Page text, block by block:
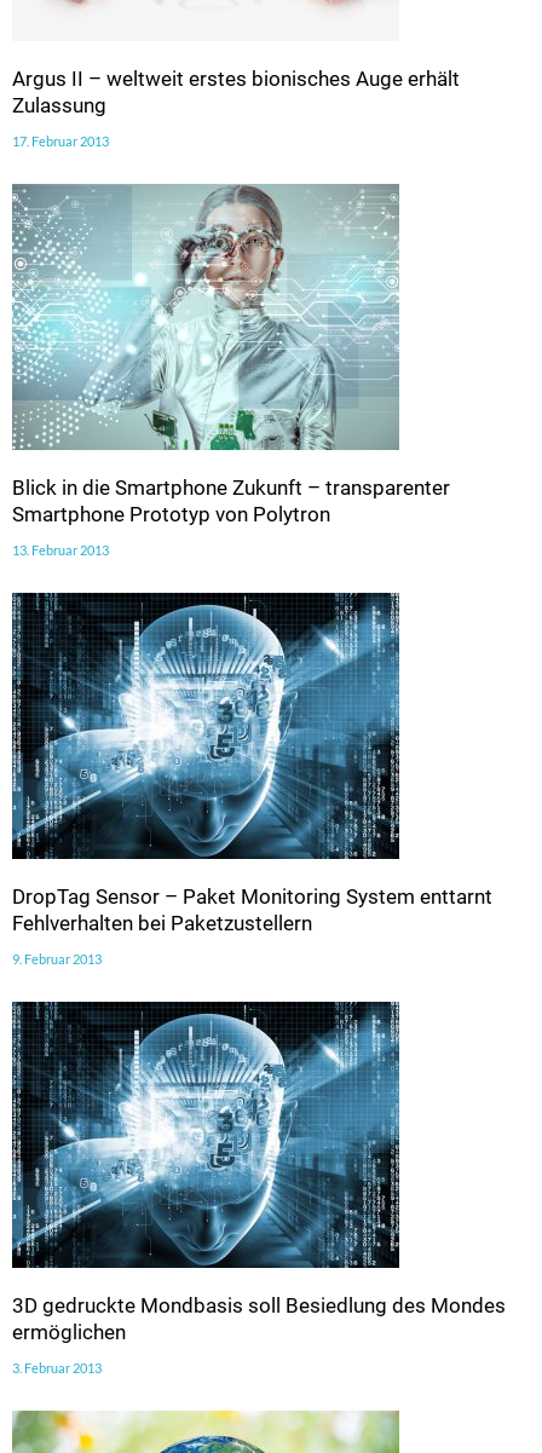
Argus II – weltweit erstes bionisches Auge erhält
Zulassung
17. Februar 2013
Blick in die Smartphone Zukunft – transparenter
Smartphone Prototyp von Polytron
13. Februar 2013
DropTag Sensor – Paket Monitoring System enttarnt
Fehlverhalten bei Paketzustellern
9. Februar 2013
3D gedruckte Mondbasis soll Besiedlung des Mondes
ermöglichen
3. Februar 2013